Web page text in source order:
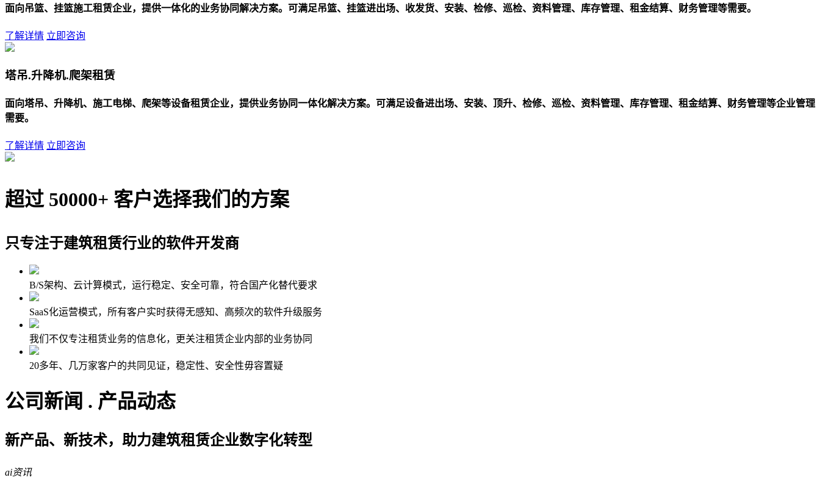
面向吊篮、挂篮施工租赁企业，提供一体化的业务协同解决方案。可满足吊篮、挂篮进出场、收发货、安装、检修、巡检、资料管理、库存管理、租金结算、财务管理等需要。
了解详情 立即咨询
塔吊.升降机.爬架租赁
面向塔吊、升降机、施工电梯、爬架等设备租赁企业，提供业务协同一体化解决方案。可满足设备进出场、安装、顶升、检修、巡检、资料管理、库存管理、租金结算、财务管理等企业管理
需要。
了解详情 立即咨询
超过 50000+ 客户选择我们的方案
只专注于建筑租赁行业的软件开发商
B/S架构、云计算模式，运行稳定、安全可靠，符合国产化替代要求
SaaS化运营模式，所有客户实时获得无感知、高频次的软件升级服务
我们不仅专注租赁业务的信息化，更关注租赁企业内部的业务协同
20多年、几万家客户的共同见证，稳定性、安全性毋容置疑
公司新闻 . 产品动态
新产品、新技术，助力建筑租赁企业数字化转型
ai资讯